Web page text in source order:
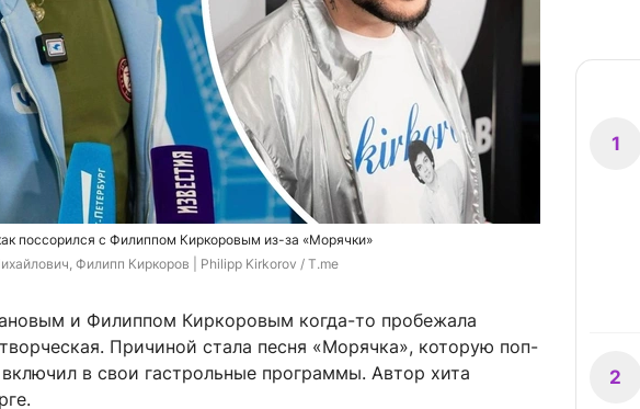
поссорился с Филиппом Киркоровым из-за «Морячки»
Филипп Киркоров | Philipp Kirkorov / T.me
и Филиппом Киркоровым когда-то пробежала
Причиной стала песня «Морячка», которую поп-
в свои гастрольные программы. Автор хита
1
2